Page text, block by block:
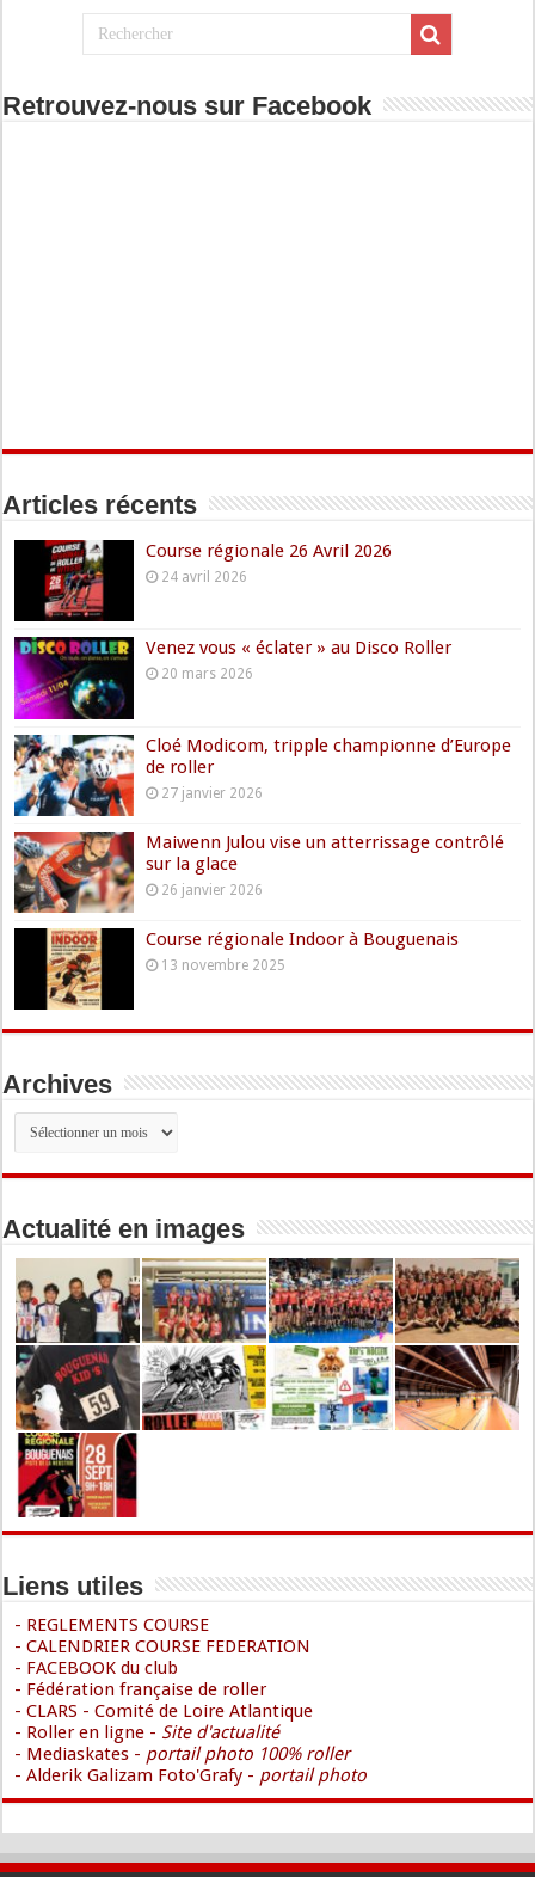
Retrouvez-nous sur Facebook
Articles récents
Course régionale 26 Avril 2026
24 avril 2026
Venez vous « éclater » au Disco Roller
20 mars 2026
Cloé Modicom, tripple championne d’Europe
de roller
27 janvier 2026
Maiwenn Julou vise un atterrissage contrôlé
sur la glace
26 janvier 2026
Course régionale Indoor à Bouguenais
13 novembre 2025
Archives
Archives
Actualité en images
Liens utiles
- REGLEMENTS COURSE
- CALENDRIER COURSE FEDERATION
- FACEBOOK du club
- Fédération française de roller
- CLARS - Comité de Loire Atlantique
- Roller en ligne - Site d'actualité
- Mediaskates - portail photo 100% roller
- Alderik Galizam Foto'Grafy - portail photo